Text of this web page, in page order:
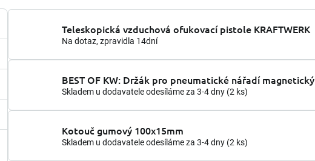
Teleskopická vzduchová ofukovací pistole KRAFTWERK
Na dotaz, zpravidla 14dní
BEST OF KW: Držák pro pneumatické nářadí magnetický
Skladem u dodavatele odesíláme za 3-4 dny (2 ks)
Kotouč gumový 100x15mm
Skladem u dodavatele odesíláme za 3-4 dny (2 ks)